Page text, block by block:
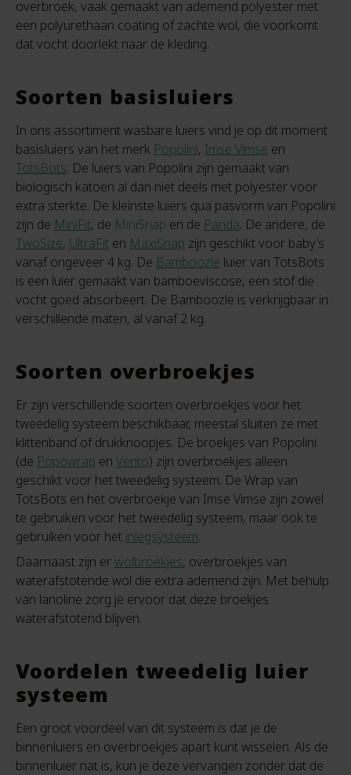
overbroek, vaak gemaakt van ademend polyester met
een polyurethaan coating of zachte wol, die voorkomt
dat vocht doorlekt naar de kleding.
Soorten basisluiers
In ons assortiment wasbare luiers vind je op dit moment
basisluiers van het merk Popolini, Imse Vimse en
TotsBots. De luiers van Popolini zijn gemaakt van
biologisch katoen al dan niet deels met polyester voor
extra sterkte. De kleinste luiers qua pasvorm van Popolini
zijn de MiniFit, de MiniSnap en de Panda. De andere, de
TwoSize, UltraFit en MaxiSnap zijn geschikt voor baby’s
vanaf ongeveer 4 kg. De Bamboozle luier van TotsBots
is een luier gemaakt van bamboeviscose, een stof die
vocht goed absorbeert. De Bamboozle is verkrijgbaar in
verschillende maten, al vanaf 2 kg.
Soorten overbroekjes
Er zijn verschillende soorten overbroekjes voor het
tweedelig systeem beschikbaar, meestal sluiten ze met
klittenband of drukknoopjes. De broekjes van Popolini
(de Popowrap en Vento) zijn overbroekjes alleen
geschikt voor het tweedelig systeem. De Wrap van
TotsBots en het overbroekje van Imse Vimse zijn zowel
te gebruiken voor het tweedelig systeem, maar ook te
gebruiken voor het inlegsysteem.
Daarnaast zijn erwolbroekjes, overbroekjes van
waterafstotende wol die extra ademend zijn. Met behulp
van lanoline zorg je ervoor dat deze broekjes
waterafstotend blijven.
Voordelen tweedelig luier
systeem
Een groot voordeel van dit systeem is dat je de
binnenluiers en overbroekjes apart kunt wisselen. Als de
binnenluier nat is, kun je deze vervangen zonder dat de